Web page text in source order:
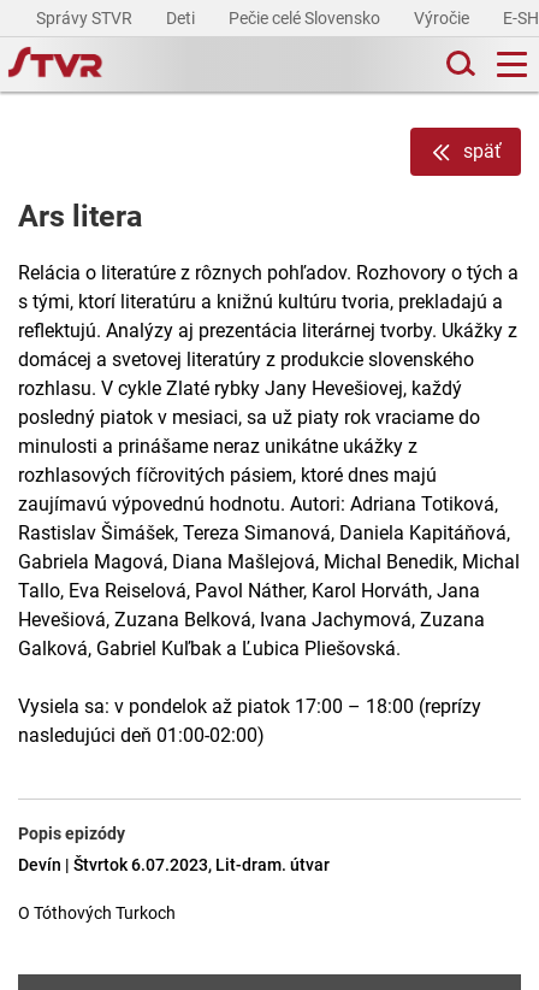
Správy STVR Deti Pečie celé Slovensko Výročie E-
späť
Ars litera
Relácia o literatúre z rôznych pohľadov. Rozhovory o tých a
s tými, ktorí literatúru a knižnú kultúru tvoria, prekladajú a
reflektujú. Analýzy aj prezentácia literárnej tvorby. Ukážky z
domácej a svetovej literatúry z produkcie slovenského
rozhlasu. V cykle Zlaté rybky Jany Hevešiovej, každý
posledný piatok v mesiaci, sa už piaty rok vraciame do
minulosti a prinášame neraz unikátne ukážky z
rozhlasových fíčrovitých pásiem, ktoré dnes majú
zaujímavú výpovednú hodnotu. Autori: Adriana Totiková,
Rastislav Šimášek, Tereza Simanová, Daniela Kapitáňová,
Gabriela Magová, Diana Mašlejová, Michal Benedik, Michal
Tallo, Eva Reiselová, Pavol Náther, Karol Horváth, Jana
Hevešiová, Zuzana Belková, Ivana Jachymová, Zuzana
Galková, Gabriel Kuľbak a Ľubica Pliešovská.
Vysiela sa: v pondelok až piatok 17:00 – 18:00 (reprízy
nasledujúci deň 01:00-02:00)
Popis epizódy
Devín | Štvrtok 6.07.2023, Lit-dram. útvar
O Tóthových Turkoch